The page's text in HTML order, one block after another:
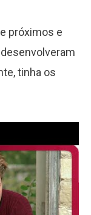
próximos e
tinha os